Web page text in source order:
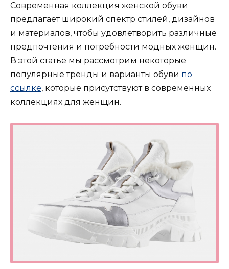
Современная коллекция женской обуви
предлагает широкий спектр стилей, дизайнов
и материалов, чтобы удовлетворить различные
предпочтения и потребности модных женщин.
В этой статье мы рассмотрим некоторые
популярные тренды и варианты обуви по
ссылке, которые присутствуют в современных
коллекциях для женщин.